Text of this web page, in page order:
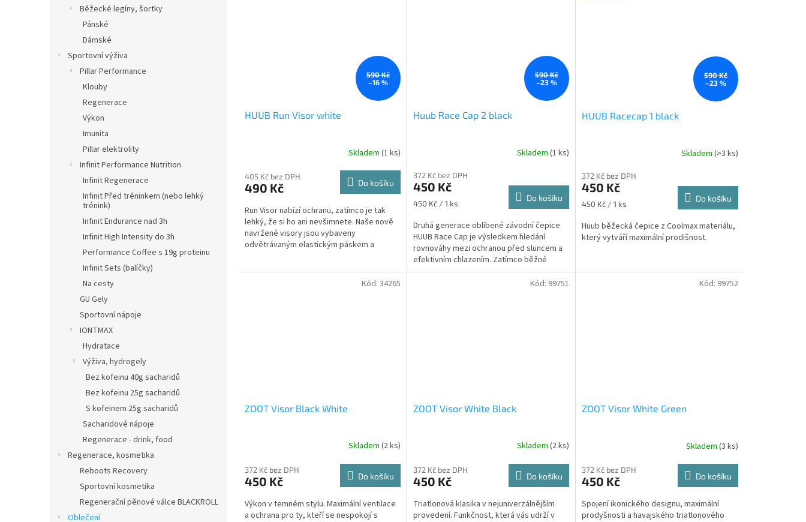
Běžecké legíny, šortky
Pánské
Dámské
Sportovní výživa
Pillar Performance
Klouby
Regenerace
Výkon
Imunita
Pillar elektrolity
Infinit Performance Nutrition
Infinit Regenerace
Infinit Před tréninkem (nebo lehký
trénink)
Infinit Endurance nad 3h
Infinit High Intensity do 3h
Performance Coffee s 19g proteinu
Infinit Sets (balíčky)
Na cesty
GU Gely
Sportovní nápoje
IONTMAX
Hydratace
Výživa, hydrogely
Bez kofeinu 40g sacharidů
Bez kofeinu 25g sacharidů
S kofeinem 25g sacharidů
Sacharidové nápoje
Regenerace - drink, food
Regenerace, kosmetika
Reboots Recovery
Sportovní kosmetika
Regenerační pěnové válce BLACKROLL
Oblečení
590 Kč
–16 %
HUUB Run Visor white
Skladem (1 ks)
405 Kč bez DPH
490 Kč Do košíku
Run Visor nabízí ochranu, zatímco je tak
lehký, že si ho ani nevšimnete. Naše nově
navržené visory jsou vybaveny
odvětrávaným elastickým páskem a
590 Kč
–23 %
Huub Race Cap 2 black
Skladem (1 ks)
372 Kč bez DPH
450 Kč
Měrná
450 Kč / 1 ks
Do košíku
Druhá generace oblíbené závodní čepice
HUUB Race Cap je výsledkem hledání
rovnováhy mezi ochranou před sluncem a
efektivním chlazením. Zatímco běžné
čepice mohou při běhu...
590 Kč
–23 %
HUUB Racecap 1 black
Skladem (>3 ks)
372 Kč bez DPH
450 Kč
Měrná
450 Kč / 1 ks
Do košíku
Huub běžecká čepice z Coolmax materiálu,
který vytváří maximální prodišnost.
ZOOT Visor Black White
Skladem (2 ks)
372 Kč bez DPH
450 Kč Do košíku
Výkon v temném stylu. Maximální ventilace
a ochrana pro ty, kteří se nespokojí s
Kód: 34265
ZOOT Visor White Black
Skladem (2 ks)
372 Kč bez DPH
450 Kč Do košíku
Triatlonová klasika v nejuniverzálnějším
provedení. Funkčnost, která vás udrží v
Kód: 99751
ZOOT Visor White Green
Skladem (3 ks)
372 Kč bez DPH
450 Kč Do košíku
Spojení ikonického designu, maximální
prodyšnosti a havajského triatlonového
Kód: 99752